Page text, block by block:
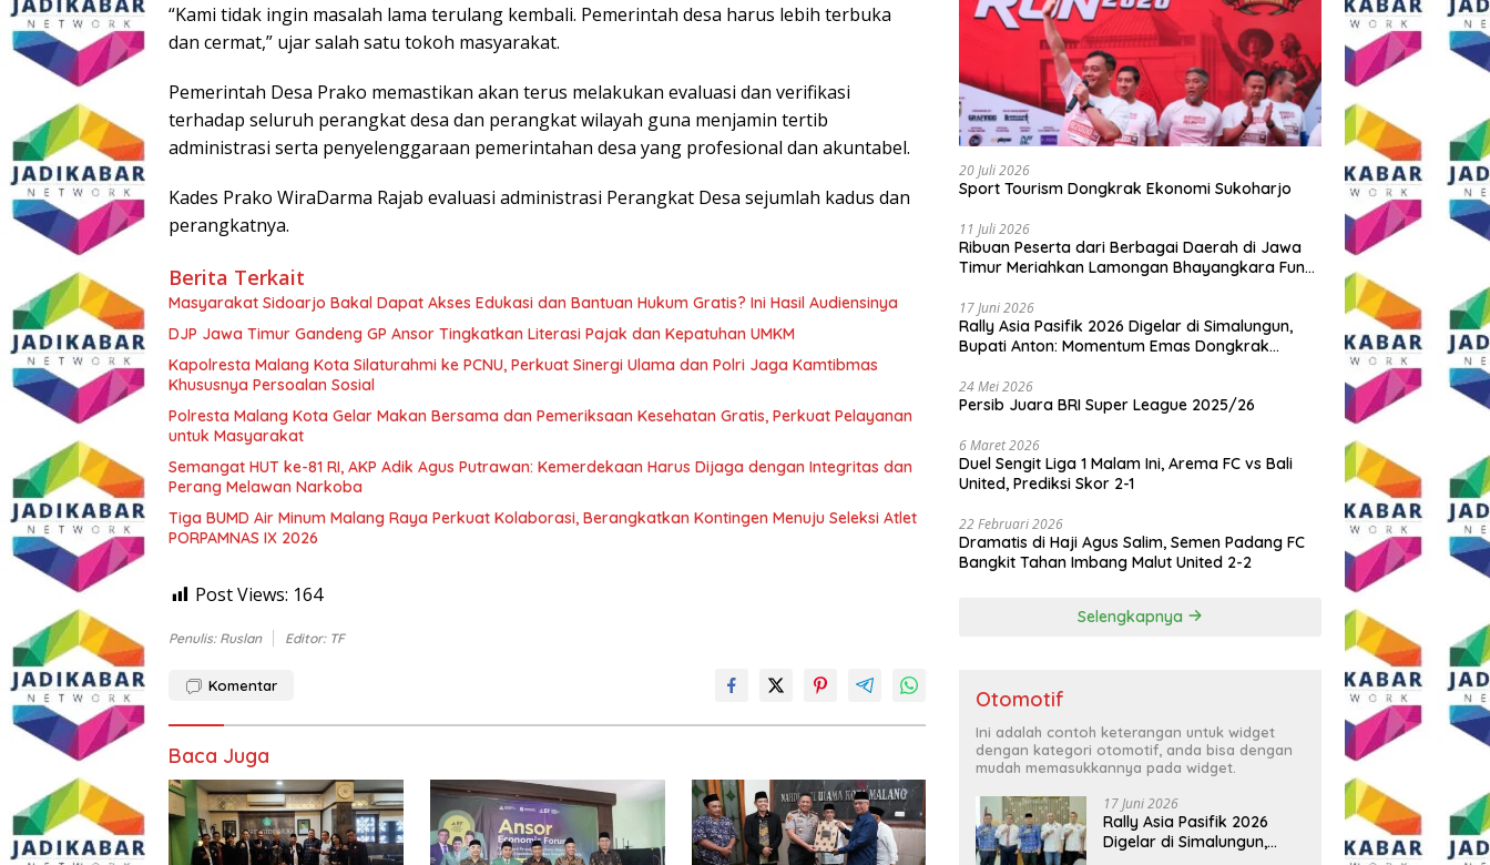
“Kami tidak ingin masalah lama terulang kembali. Pemerintah desa harus lebih terbuka
dan cermat,” ujar salah satu tokoh masyarakat.
Pemerintah Desa Prako memastikan akan terus melakukan evaluasi dan verifikasi
terhadap seluruh perangkat desa dan perangkat wilayah guna menjamin tertib
administrasi serta penyelenggaraan pemerintahan desa yang profesional dan akuntabel.
Kades Prako WiraDarma Rajab evaluasi administrasi Perangkat Desa sejumlah kadus dan
perangkatnya.
Berita Terkait
Masyarakat Sidoarjo Bakal Dapat Akses Edukasi dan Bantuan Hukum Gratis? Ini Hasil Audiensinya
DJP Jawa Timur Gandeng GP Ansor Tingkatkan Literasi Pajak dan Kepatuhan UMKM
Kapolresta Malang Kota Silaturahmi ke PCNU, Perkuat Sinergi Ulama dan Polri Jaga Kamtibmas
Khususnya Persoalan Sosial
Polresta Malang Kota Gelar Makan Bersama dan Pemeriksaan Kesehatan Gratis, Perkuat Pelayanan
untuk Masyarakat
Semangat HUT ke-81 RI, AKP Adik Agus Putrawan: Kemerdekaan Harus Dijaga dengan Integritas dan
Perang Melawan Narkoba
Tiga BUMD Air Minum Malang Raya Perkuat Kolaborasi, Berangkatkan Kontingen Menuju Seleksi Atlet
PORPAMNAS IX 2026
Post Views: 164
Penulis: Ruslan Editor: TF
Komentar
Baca Juga
20 Juli 2026
Sport Tourism Dongkrak Ekonomi Sukoharjo
11 Juli 2026
Ribuan Peserta dari Berbagai Daerah di Jawa
Timur Meriahkan Lamongan Bhayangkara Fun
17 Juni 2026
Rally Asia Pasifik 2026 Digelar di Simalungun,
Bupati Anton: Momentum Emas Dongkrak
24 Mei 2026
Persib Juara BRI Super League 2025/26
6 Maret 2026
Duel Sengit Liga 1 Malam Ini, Arema FC vs Bali
United, Prediksi Skor 2-1
22 Februari 2026
Dramatis di Haji Agus Salim, Semen Padang FC
Bangkit Tahan Imbang Malut United 2-2
Selengkapnya
Otomotif
Ini adalah contoh keterangan untuk widget
dengan kategori otomotif, anda bisa dengan
mudah memasukkannya pada widget.
17 Juni 2026
Rally Asia Pasifik 2026
Digelar di Simalungun,